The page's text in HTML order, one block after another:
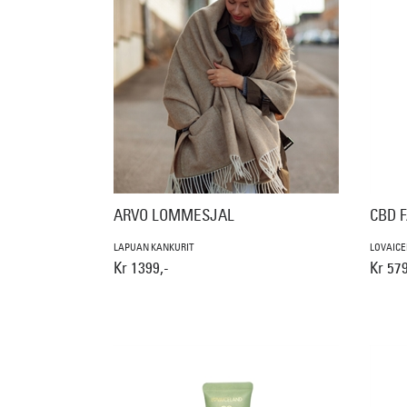
ARVO LOMMESJAL
LAPUAN KANKURIT
Kr 1399,-
CBD
Kr